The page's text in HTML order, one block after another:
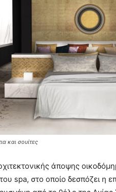
και σουίτες
άποψης
spa, στο οποίο δεσπόζει η